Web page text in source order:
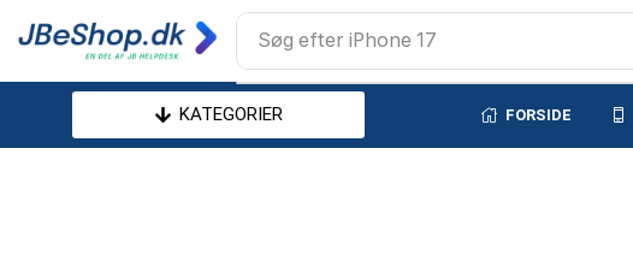
Søg efter iPhone 17
KATEGORIER FORSIDE